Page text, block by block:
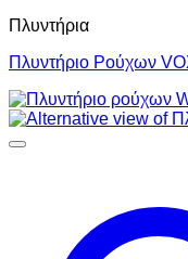
Πλυντήρια
Πλυντήριο Ρούχων